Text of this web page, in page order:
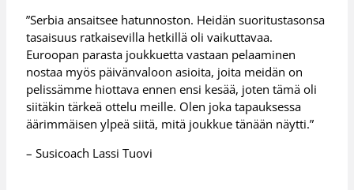
”Serbia ansaitsee hatunnoston. Heidän suoritustasonsa
tasaisuus ratkaisevilla hetkillä oli vaikuttavaa.
Euroopan parasta joukkuetta vastaan pelaaminen
nostaa myös päivänvaloon asioita, joita meidän on
pelissämme hiottava ennen ensi kesää, joten tämä oli
siitäkin tärkeä ottelu meille. Olen joka tapauksessa
äärimmäisen ylpeä siitä, mitä joukkue tänään näytti.”
– Susicoach Lassi Tuovi